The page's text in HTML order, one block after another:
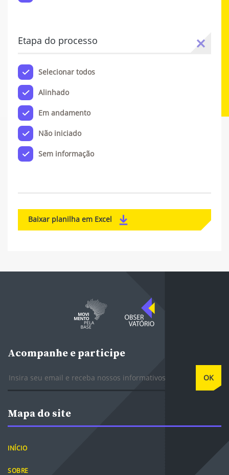
Etapa do processo
Selecionar todos
Alinhado
Em andamento
Não iniciado
Sem informação
Baixar planilha em Excel
Acompanhe e participe
OK
Mapa do site
INÍCIO
SOBRE